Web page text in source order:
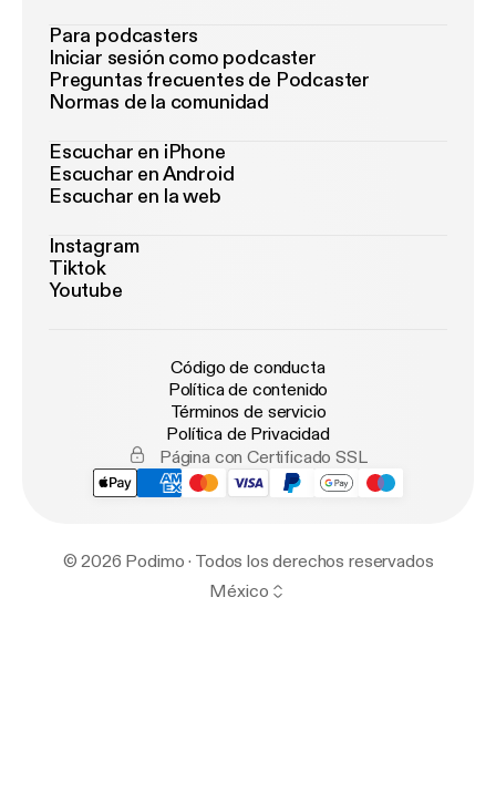
Para podcasters
Iniciar sesión como podcaster
Preguntas frecuentes de Podcaster
Normas de la comunidad
Escuchar en iPhone
Escuchar en Android
Escuchar en la web
Instagram
Tiktok
Youtube
Código de conducta
Política de contenido
Términos de servicio
Política de Privacidad
Página con Certificado SSL
© 2026 Podimo · Todos los derechos reservados
México